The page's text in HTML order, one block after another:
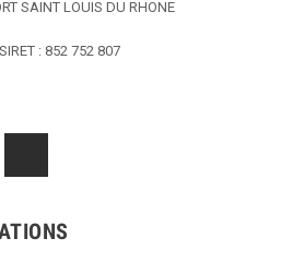
SAINT LOUIS DU RHONE
SIRET : 852 752 807